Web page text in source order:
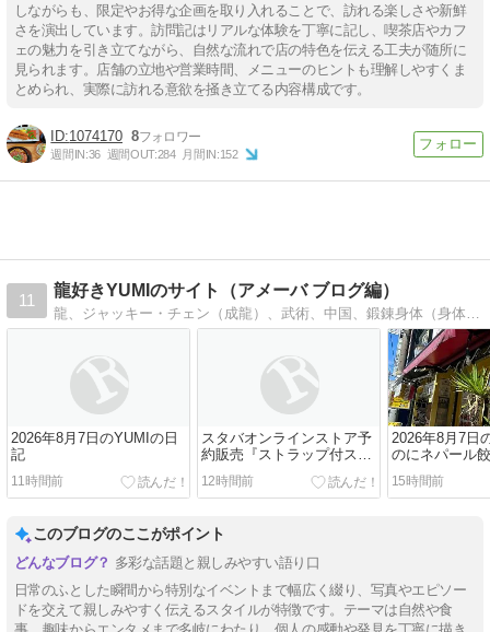
しながらも、限定やお得な企画を取り入れることで、訪れる楽しさや新鮮
さを演出しています。訪問記はリアルな体験を丁寧に記し、喫茶店やカフ
ェの魅力を引き立てながら、自然な流れで店の特色を伝える工夫が随所に
見られます。店舗の立地や営業時間、メニューのヒントも理解しやすくま
とめられ、実際に訪れる意欲を掻き立てる内容構成です。
1074170 8
週間IN:36 週間OUT:284 月間IN:152
11
龍好きYUMIのサイト（アメーバ ブログ編）
龍、ジャッキー・チェン（成龍）、武術、中国、鍛錬身体（身体を鍛える事）、猫、スタバ、アナスイ、マリンスポーツ、水泳、・・・etc好き管理人のサイトです。
2026年8月7日のYUMIの日
記
11時間前
スタバオンラインストア予
約販売『ストラップ付スト
ロータンブラーベアリス
タ』458ml～(^^♪
12時間前
2026年8月7日
のにネパール
てぃ～♪(*^▽^*)
15時間前
このブログのここがポイント
多彩な話題と親しみやすい語り口
日常のふとした瞬間から特別なイベントまで幅広く綴り、写真やエピソー
ドを交えて親しみやすく伝えるスタイルが特徴です。テーマは自然や食